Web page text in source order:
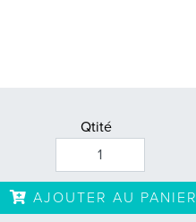
Qtité
AJOUTER AU PANIER